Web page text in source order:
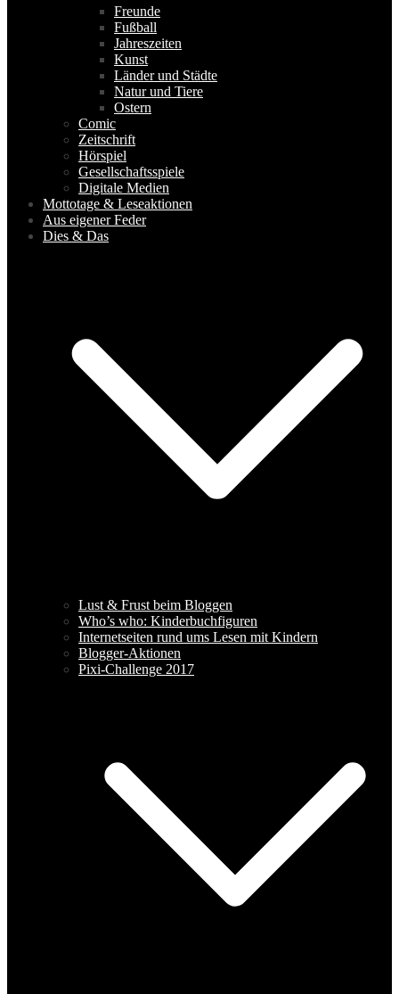
Freunde
Fußball
Jahreszeiten
Kunst
Länder und Städte
Natur und Tiere
Ostern
Comic
Zeitschrift
Hörspiel
Gesellschaftsspiele
Digitale Medien
Mottotage & Leseaktionen
Aus eigener Feder
Dies & Das
Lust & Frust beim Bloggen
Who’s who: Kinderbuchfiguren
Internetseiten rund ums Lesen mit Kindern
Blogger-Aktionen
Pixi-Challenge 2017